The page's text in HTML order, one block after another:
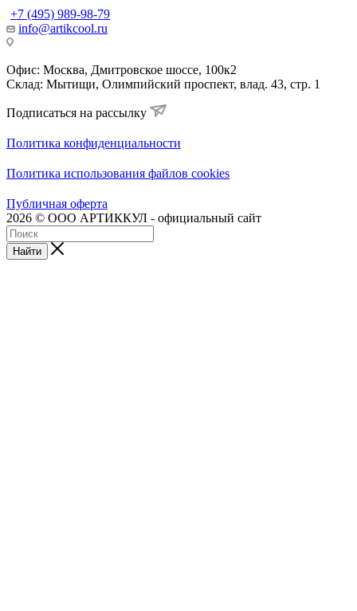
+7 (495) 989-98-79
info@artikcool.ru
Офис: Москва, Дмитровское шоссе, 100к2
Склад: Мытищи, Олимпийский проспект, влад. 43, стр. 1
Подписаться на рассылку
Политика конфиденциальности
Политика использования файлов cookies
Публичная оферта
2026 © ООО АРТИККУЛ - официальный сайт
Найти